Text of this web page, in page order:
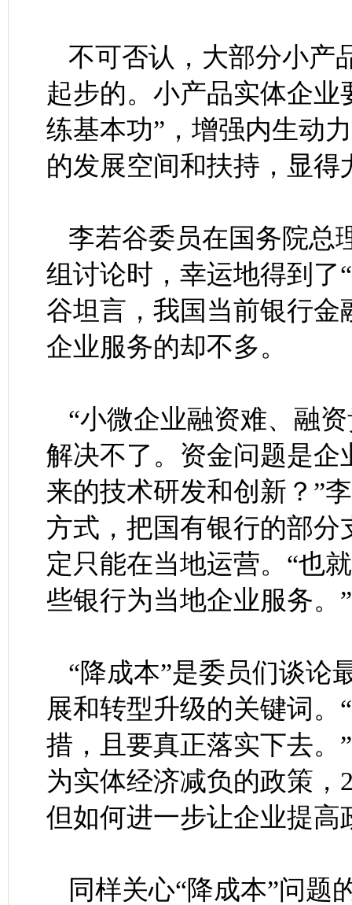
不可否认，大部分小产
起步的。小产品实体企
练基本功”，增强内生动
的发展空间和扶持，显得
李若谷委员在国务院总
组讨论时，幸运地得到了
谷坦言，我国当前银行
企业服务的却不多。
“小微企业融资难、融
解决不了。资金问题是企
来的技术研发和创新？”
方式，把国有银行的部
定只能在当地运营。“也
些银行为当地企业服务。”
“降成本”是委员们谈论
展和转型升级的关键词
措，且要真正落实下去。
为实体经济减负的政策，
但如何进一步让企业提高
同样关心“降成本”问题